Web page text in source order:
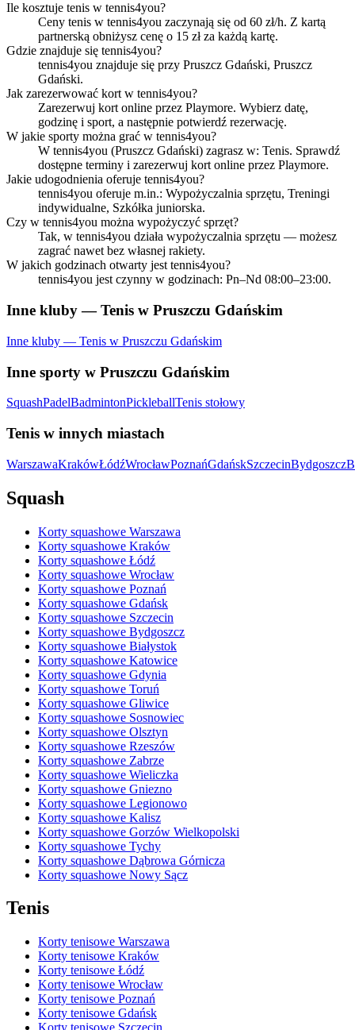
Ile kosztuje tenis w tennis4you?
Ceny tenis w tennis4you zaczynają się od 60 zł/h. Z kartą
partnerską obniżysz cenę o 15 zł za każdą kartę.
Gdzie znajduje się tennis4you?
tennis4you znajduje się przy Pruszcz Gdański, Pruszcz
Gdański.
Jak zarezerwować kort w tennis4you?
Zarezerwuj kort online przez Playmore. Wybierz datę,
godzinę i sport, a następnie potwierdź rezerwację.
W jakie sporty można grać w tennis4you?
W tennis4you (Pruszcz Gdański) zagrasz w: Tenis. Sprawdź
dostępne terminy i zarezerwuj kort online przez Playmore.
Jakie udogodnienia oferuje tennis4you?
tennis4you oferuje m.in.: Wypożyczalnia sprzętu, Treningi
indywidualne, Szkółka juniorska.
Czy w tennis4you można wypożyczyć sprzęt?
Tak, w tennis4you działa wypożyczalnia sprzętu — możesz
zagrać nawet bez własnej rakiety.
W jakich godzinach otwarty jest tennis4you?
tennis4you jest czynny w godzinach: Pn–Nd 08:00–23:00.
Inne kluby — Tenis w Pruszczu Gdańskim
Inne kluby — Tenis w Pruszczu Gdańskim
Inne sporty w Pruszczu Gdańskim
SquashPadelBadmintonPickleballTenis stołowy
Tenis w innych miastach
WarszawaKrakówŁódźWrocławPoznańGdańskSzczecinBydgoszcz
Squash
Korty squashowe Warszawa
Korty squashowe Kraków
Korty squashowe Łódź
Korty squashowe Wrocław
Korty squashowe Poznań
Korty squashowe Gdańsk
Korty squashowe Szczecin
Korty squashowe Bydgoszcz
Korty squashowe Białystok
Korty squashowe Katowice
Korty squashowe Gdynia
Korty squashowe Toruń
Korty squashowe Gliwice
Korty squashowe Sosnowiec
Korty squashowe Olsztyn
Korty squashowe Rzeszów
Korty squashowe Zabrze
Korty squashowe Wieliczka
Korty squashowe Gniezno
Korty squashowe Legionowo
Korty squashowe Kalisz
Korty squashowe Gorzów Wielkopolski
Korty squashowe Tychy
Korty squashowe Dąbrowa Górnicza
Korty squashowe Nowy Sącz
Tenis
Korty tenisowe Warszawa
Korty tenisowe Kraków
Korty tenisowe Łódź
Korty tenisowe Wrocław
Korty tenisowe Poznań
Korty tenisowe Gdańsk